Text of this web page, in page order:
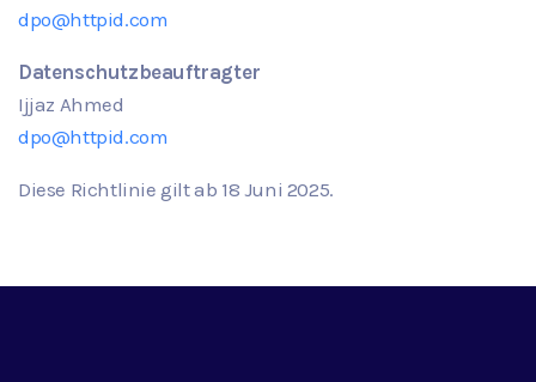
dpo@httpid.com
Datenschutzbeauftragter
Ijjaz Ahmed
dpo@httpid.com
Diese Richtlinie gilt ab 18 Juni 2025.